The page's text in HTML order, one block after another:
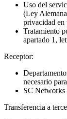
Uso del
(Ley
privacidad en
Tratamiento
apartado 1,
Receptor:
necesario
SC
Transferencia a